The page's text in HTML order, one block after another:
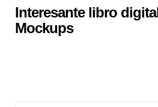
Interesante libro
Mockups